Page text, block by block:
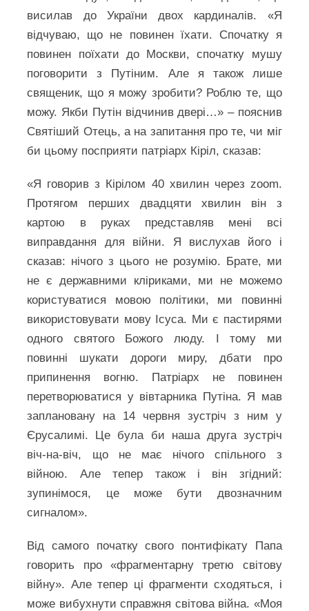
висилав до України двох кардиналів. «Я
відчуваю, що не повинен їхати. Спочатку я
повинен поїхати до Москви, спочатку мушу
поговорити з Путіним. Але я також лише
священик, що я можу зробити? Роблю те, що
можу. Якби Путін відчинив двері…» – пояснив
Святіший Отець, а на запитання про те, чи міг
би цьому посприяти патріарх Кіріл, сказав:
«Я говорив з Кірілом 40 хвилин через zoom.
Протягом перших двадцяти хвилин він з
картою в руках представляв мені всі
виправдання для війни. Я вислухав його і
сказав: нічого з цього не розумію. Брате, ми
не є державними кліриками, ми не можемо
користуватися мовою політики, ми повинні
використовувати мову Ісуса. Ми є пастирями
одного святого Божого люду. І тому ми
повинні шукати дороги миру, дбати про
припинення вогню. Патріарх не повинен
перетворюватися у вівтарника Путіна. Я мав
заплановану на 14 червня зустріч з ним у
Єрусалимі. Це була би наша друга зустріч
віч-на-віч, що не має нічого спільного з
війною. Але тепер також і він згідний:
зупинімося, це може бути двозначним
сигналом».
Від самого початку свого понтифікату Папа
говорить про «фрагментарну третю світову
війну». Але тепер ці фрагменти сходяться, і
може вибухнути справжня світова війна. «Моя